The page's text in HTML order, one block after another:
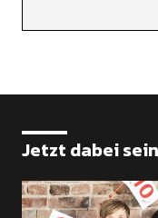
Jetzt dabei